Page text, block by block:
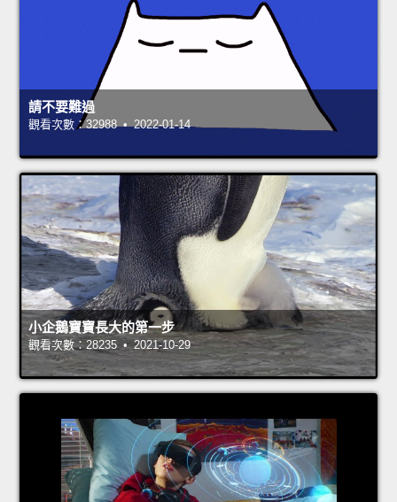
請不要難過
觀看次數：32988 • 2022-01-14
小企鵝寶寶長大的第一步
觀看次數：28235 • 2021-10-29